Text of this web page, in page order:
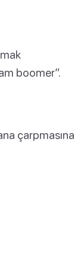
boomer”.
çarpmasına